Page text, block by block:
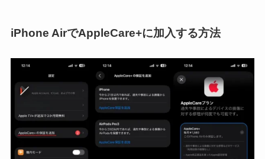
iPhone AirでAppleCare+に加入する方法